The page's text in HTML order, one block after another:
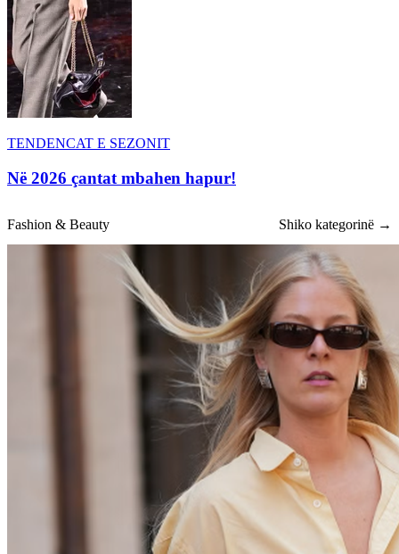
TENDENCAT E SEZONIT
Në 2026 çantat mbahen hapur!
Fashion & Beauty Shiko kategorinë →